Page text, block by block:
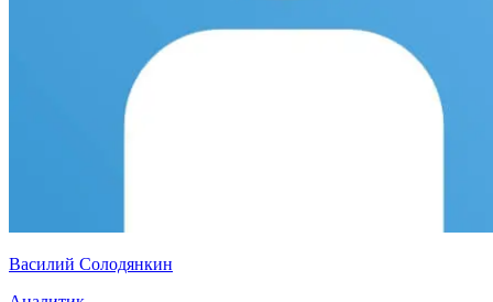
Василий Солодянкин